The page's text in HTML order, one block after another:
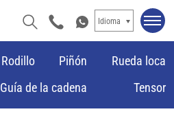
Idioma
Rodillo Piñón
Rueda loca
Guía de la cadena Tensor